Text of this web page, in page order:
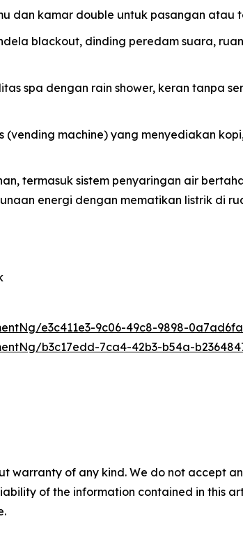
dan kamar double untuk pasangan atau
blackout, dinding peredam suara,
spa dengan rain shower, keran tanpa
(vending machine) yang menyediakan
termasuk sistem penyaringan air
energi dengan mematikan listrik di
e3c411e3-9c06-49c8-9898-
b3c17edd-7ca4-42b3-b54a-
warranty of any kind. We do not accept
of the information contained in this